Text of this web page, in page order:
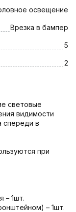
освещение
Врезка в бампер
5
2
световые
видимости
спереди в
при
– 1шт.
– 1шт.